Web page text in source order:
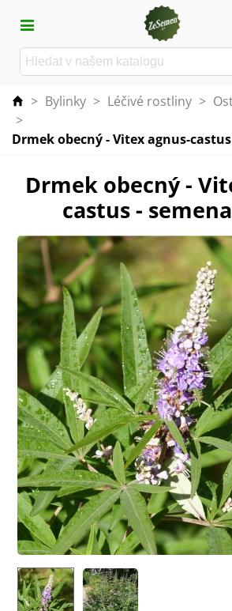
> Bylinky > Léčivé rostliny >
>
Drmek obecný - Vitex agnus-
Drmek obecný -
castus -